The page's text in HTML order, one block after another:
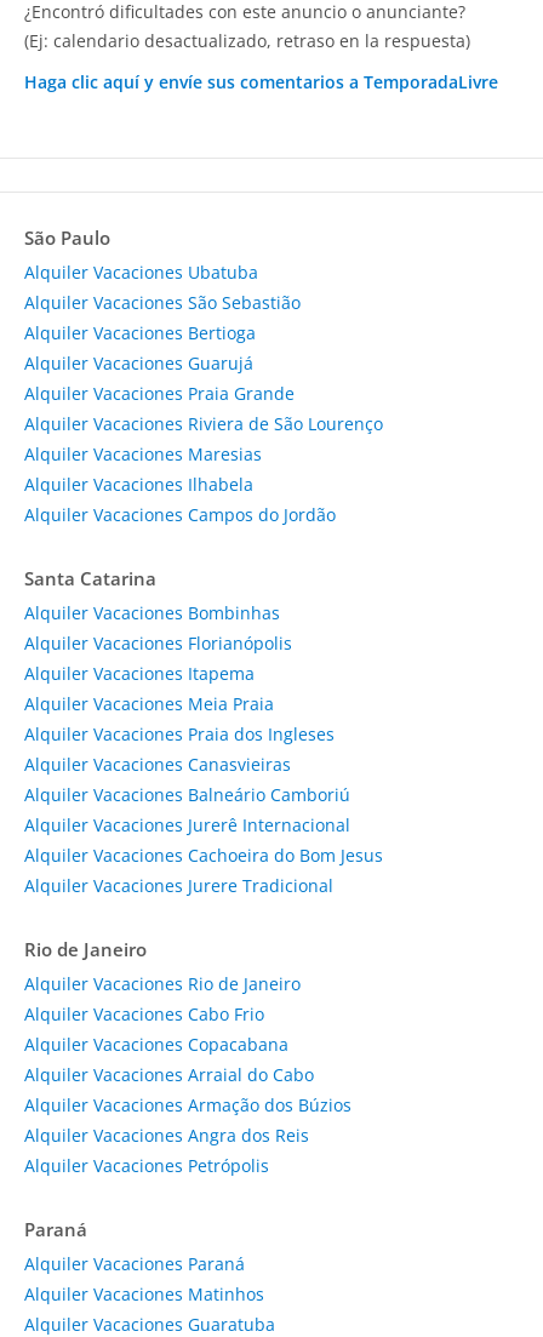
¿Encontró dificultades con este anuncio o anunciante?
(Ej: calendario desactualizado, retraso en la respuesta)
Haga clic aquí y envíe sus comentarios a TemporadaLivre
São Paulo
Alquiler Vacaciones Ubatuba
Alquiler Vacaciones São Sebastião
Alquiler Vacaciones Bertioga
Alquiler Vacaciones Guarujá
Alquiler Vacaciones Praia Grande
Alquiler Vacaciones Riviera de São Lourenço
Alquiler Vacaciones Maresias
Alquiler Vacaciones Ilhabela
Alquiler Vacaciones Campos do Jordão
Santa Catarina
Alquiler Vacaciones Bombinhas
Alquiler Vacaciones Florianópolis
Alquiler Vacaciones Itapema
Alquiler Vacaciones Meia Praia
Alquiler Vacaciones Praia dos Ingleses
Alquiler Vacaciones Canasvieiras
Alquiler Vacaciones Balneário Camboriú
Alquiler Vacaciones Jurerê Internacional
Alquiler Vacaciones Cachoeira do Bom Jesus
Alquiler Vacaciones Jurere Tradicional
Rio de Janeiro
Alquiler Vacaciones Rio de Janeiro
Alquiler Vacaciones Cabo Frio
Alquiler Vacaciones Copacabana
Alquiler Vacaciones Arraial do Cabo
Alquiler Vacaciones Armação dos Búzios
Alquiler Vacaciones Angra dos Reis
Alquiler Vacaciones Petrópolis
Paraná
Alquiler Vacaciones Paraná
Alquiler Vacaciones Matinhos
Alquiler Vacaciones Guaratuba